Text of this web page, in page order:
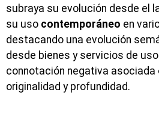
subraya su evolución desde el
su uso contemporáneo en
destacando una evolución
desde bienes y servicios de
connotación negativa asociada
originalidad y profundidad.